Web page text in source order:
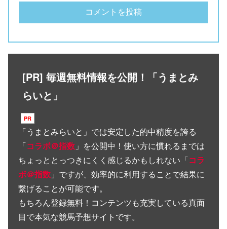
[PR] 毎週無料情報を公開！「うまとみ
らいと」
「うまとみらいと 」では安定した的中精度を誇る
「コラボ＠指数 」を公開中！使い方に慣れるまでは
ちょっととっつきにくく感じるかもしれない「コラ
ボ＠指数 」ですが、効率的に利用することで結果に
繋げることが可能です。
もちろん登録無料！コンテンツも充実している真面
目で本気な競馬予想サイトです。